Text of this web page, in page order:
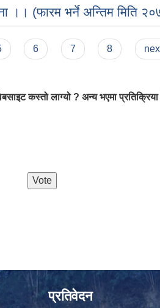
।। (फारम भर्ने अन्तिम मिति
6 7 8
कस्तो लाग्यो ? अन्य भएमा
प्रतिवेदन